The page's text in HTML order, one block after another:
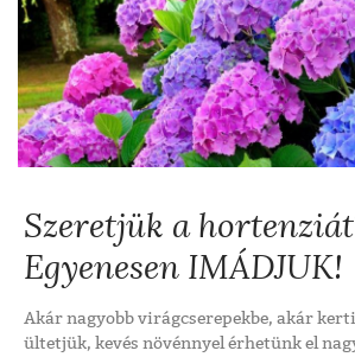
Szeretjük a
Egyenesen IMÁDJUK!
Akár nagyobb virágcserepekbe, akár
ültetjük, kevés növénnyel érhetünk el